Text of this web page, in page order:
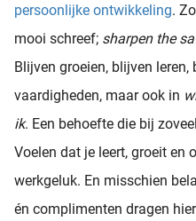
persoonlijke ontwikkeling.
mooi schreef; sharpen the
Blijven groeien, blijven
vaardigheden, maar ook in
ik. Een behoefte die bij
Voelen dat je leert, groeit en
werkgeluk. En misschien
én complimenten dragen